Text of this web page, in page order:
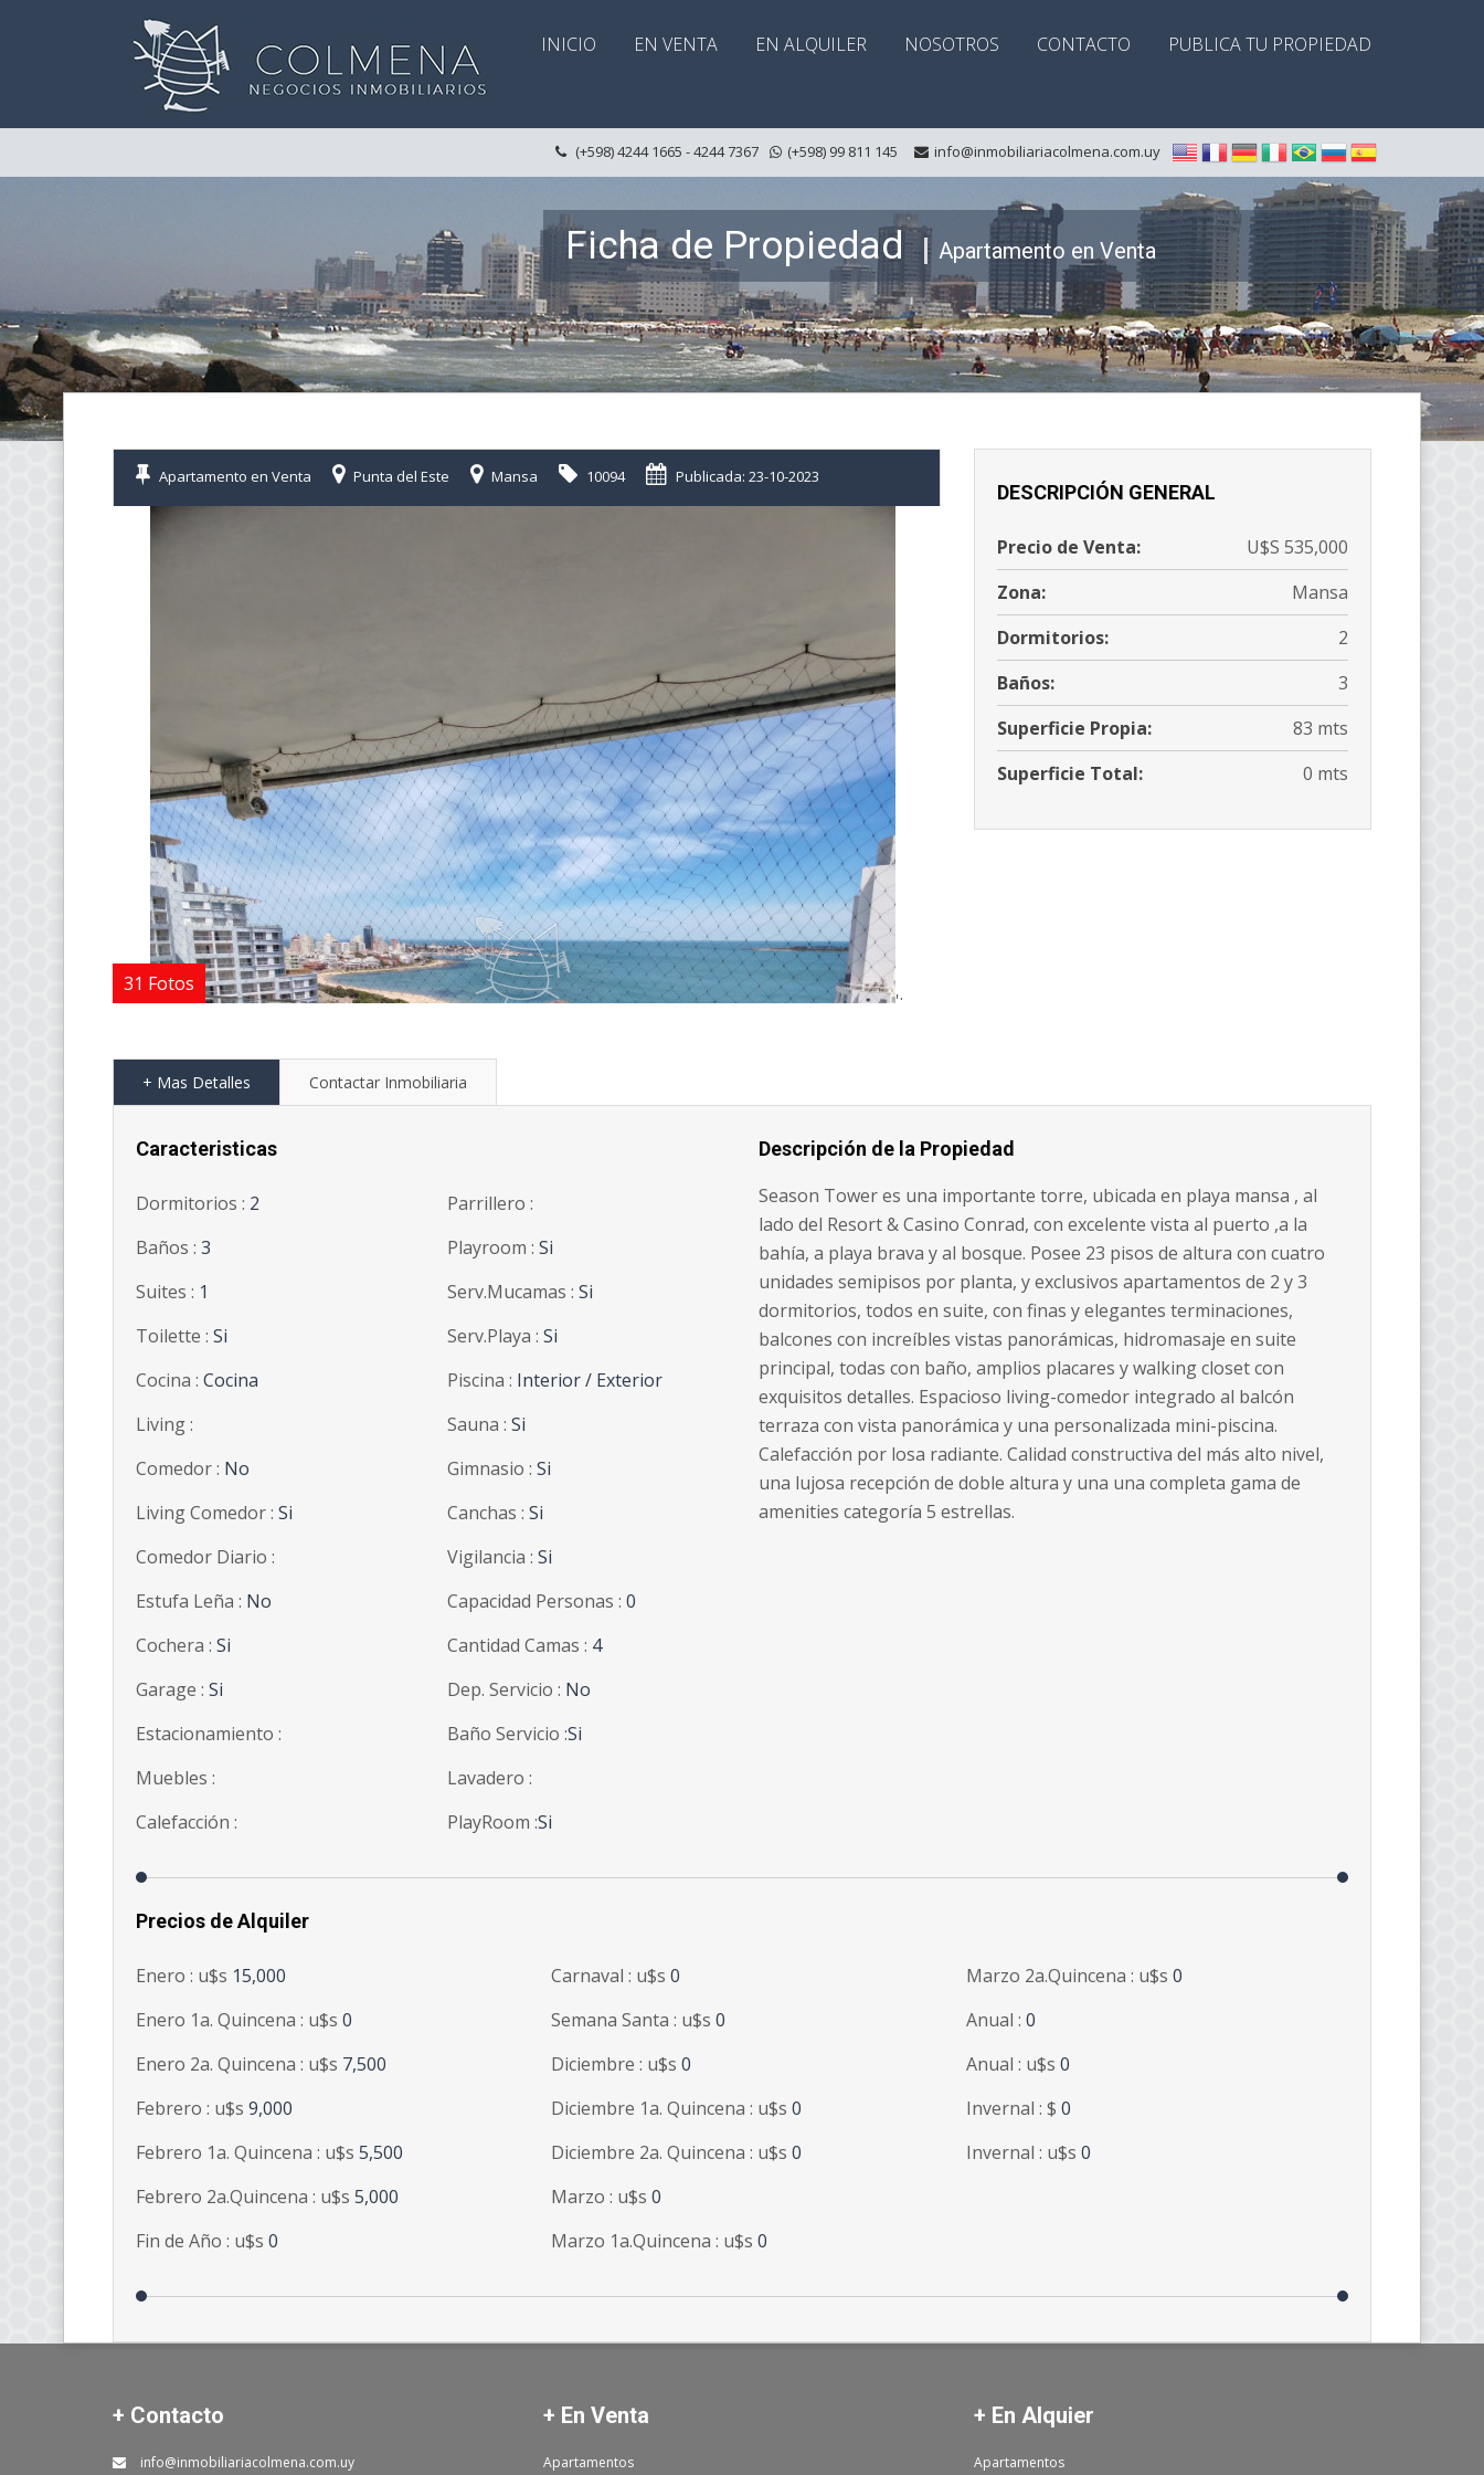
INICIO EN VENTA EN ALQUILER NOSOTROS CONTACTO PUBLICA TU PROPIEDAD
(+598) 4244 1665 - 4244 7367 (+598) 99 811 145 info@inmobiliariacolmena.com.uy
Ficha de Propiedad Apartamento en Venta
Apartamento en Venta Punta del Este Mansa 10094 Publicada: 23-10-2023
';
31 Fotos
DESCRIPCIÓN GENERAL
Precio de Venta:
U$S 535,000
Zona:
Mansa
Dormitorios:
2
Baños:
3
Superficie Propia:
83 mts
Superficie Total:
0 mts
+ Mas Detalles Contactar Inmobiliaria
Caracteristicas
Dormitorios : 2
Baños : 3
Suites : 1
Toilette : Si
Cocina : Cocina
Living :
Comedor : No
Living Comedor : Si
Comedor Diario :
Estufa Leña : No
Cochera : Si
Garage : Si
Estacionamiento :
Muebles :
Calefacción :
Parrillero :
Playroom : Si
Serv.Mucamas : Si
Serv.Playa : Si
Piscina : Interior / Exterior
Sauna : Si
Gimnasio : Si
Canchas : Si
Vigilancia : Si
Capacidad Personas : 0
Cantidad Camas : 4
Dep. Servicio : No
Baño Servicio :Si
Lavadero :
PlayRoom :Si
Descripción de la Propiedad
Season Tower es una importante torre, ubicada en playa mansa , al
lado del Resort & Casino Conrad, con excelente vista al puerto ,a la
bahía, a playa brava y al bosque. Posee 23 pisos de altura con cuatro
unidades semipisos por planta, y exclusivos apartamentos de 2 y 3
dormitorios, todos en suite, con finas y elegantes terminaciones,
balcones con increíbles vistas panorámicas, hidromasaje en suite
principal, todas con baño, amplios placares y walking closet con
exquisitos detalles. Espacioso living-comedor integrado al balcón
terraza con vista panorámica y una personalizada mini-piscina.
Calefacción por losa radiante. Calidad constructiva del más alto nivel,
una lujosa recepción de doble altura y una una completa gama de
amenities categoría 5 estrellas.
Precios de Alquiler
Enero : u$s 15,000
Enero 1a. Quincena : u$s 0
Enero 2a. Quincena : u$s 7,500
Febrero : u$s 9,000
Febrero 1a. Quincena : u$s 5,500
Febrero 2a.Quincena : u$s 5,000
Fin de Año : u$s 0
Carnaval : u$s 0
Semana Santa : u$s 0
Diciembre : u$s 0
Diciembre 1a. Quincena : u$s 0
Diciembre 2a. Quincena : u$s 0
Marzo : u$s 0
Marzo 1a.Quincena : u$s 0
Marzo 2a.Quincena : u$s 0
Anual : 0
Anual : u$s 0
Invernal : $ 0
Invernal : u$s 0
+ Contacto
info@inmobiliariacolmena.com.uy
+ En Venta
Apartamentos
+ En Alquier
Apartamentos